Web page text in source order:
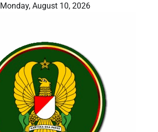
Monday, August 10, 2026